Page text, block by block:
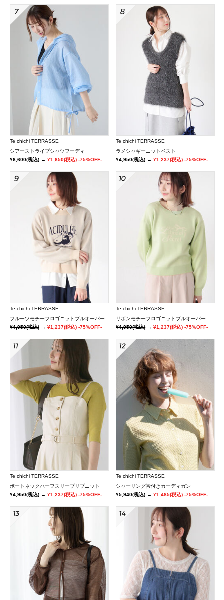
Te chichi TERRASSE
シアーストライプシャツフーディ
¥6,600(税込) → ¥1,650(税込) -75%OFF-
Te chichi TERRASSE
ラメシャギーニットベスト
¥4,950(税込)→¥1,237(税込) -75%OFF-
Te chichi TERRASSE
フルーツモチーフロゴニットプルオーバー
¥4,950(税込) → ¥1,237(税込) -75%OFF-
Te chichi TERRASSE
リボンモチーフロゴニットプルオーバー
¥4,950(税込)→¥1,237(税込) -75%OFF-
Te chichi TERRASSE
ボートネックハーフスリーブリブニット
¥4,950(税込) → ¥1,237(税込) -75%OFF-
Te chichi TERRASSE
シャーリング衿付きカーディガン
¥5,940(税込)→¥1,485(税込) -75%OFF-